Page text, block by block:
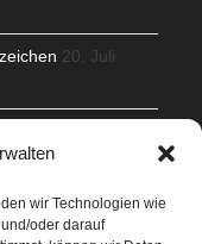
wir Technologien wie
oder darauf
20. Juli